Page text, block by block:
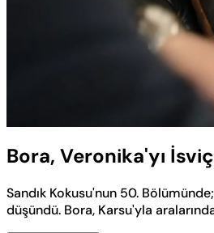
Bora, Veronika'yı
Sandık Kokusu'nun 50.
düşündü. Bora, Karsu'yla